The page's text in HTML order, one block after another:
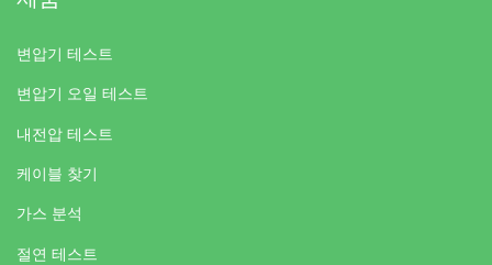
변압기 테스트
변압기 오일 테스트
내전압 테스트
케이블 찾기
가스 분석
절연 테스트